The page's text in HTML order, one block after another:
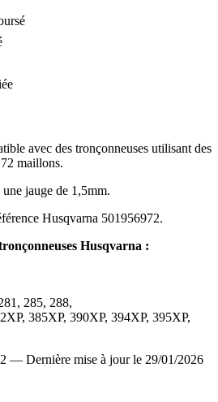
avec des tronçonneuses utilisant des
maillons.
jauge de 1,5mm.
Husqvarna 501956972.
Husqvarna :
285, 288,
385XP, 390XP, 394XP, 395XP,
— Dernière mise à jour le 29/01/2026